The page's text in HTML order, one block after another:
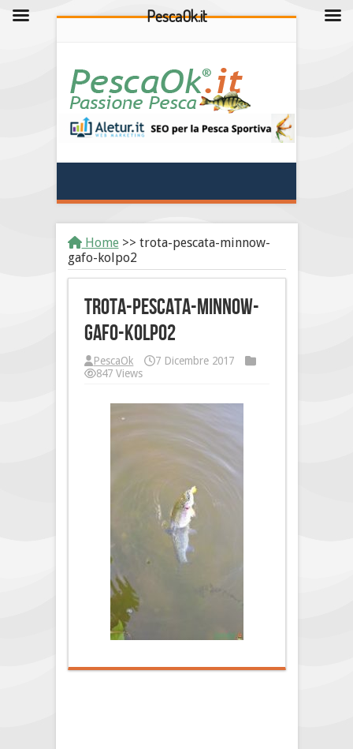
Home >> trota-pescata-minnow-
gafo-kolpo2
trota-pescata-minnow-
gafo-kolpo2
PescaOk
7 Dicembre 2017
847 Views
PescaOk.it